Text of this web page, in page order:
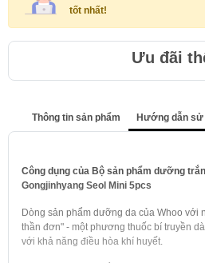
tốt nhất!
Ưu đãi
Thông tin sản phẩm Hướng dẫn sử
Công dụng của Bộ sản phẩm dưỡng
Gongjinhyang Seol Mini 5pcs
Dòng sản phẩm dưỡng da của Whoo với
thần đơn" - một phương thuốc bí truyền
với khả năng điều hòa khí huyết.